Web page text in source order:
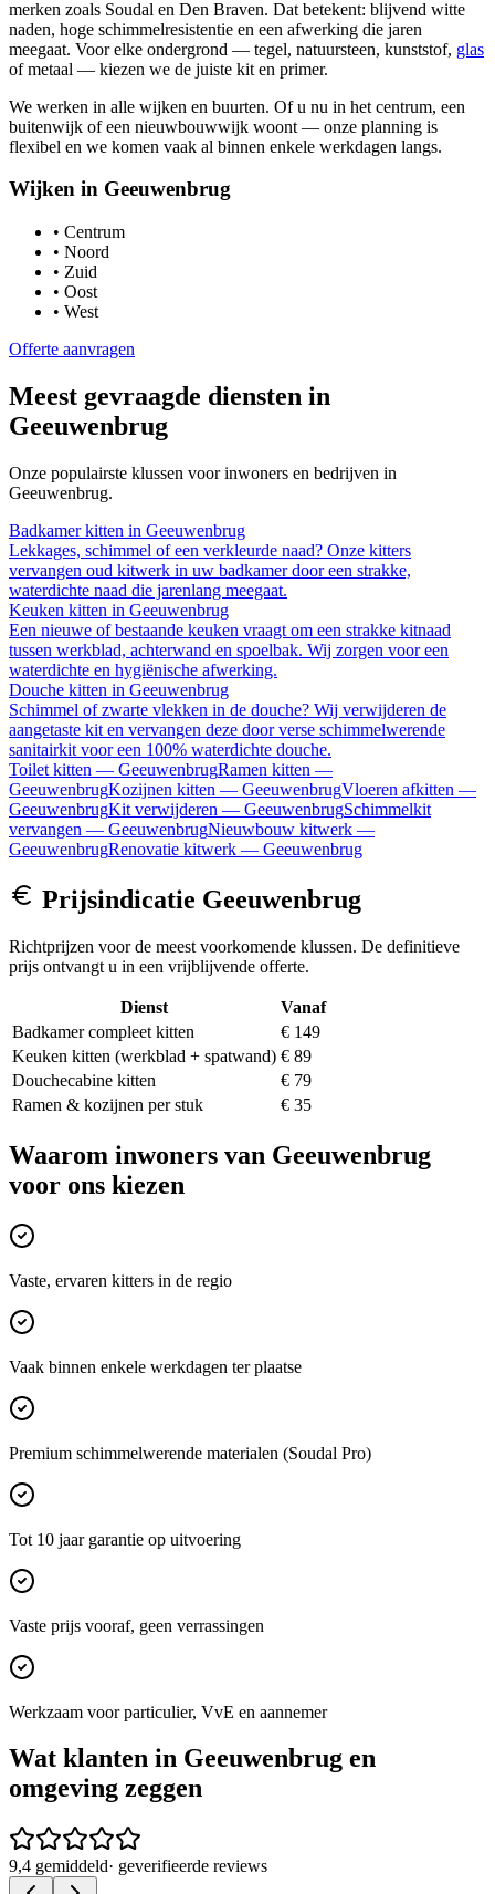
merken zoals Soudal en Den Braven. Dat betekent: blijvend witte
naden, hoge schimmelresistentie en een afwerking die jaren
meegaat. Voor elke ondergrond — tegel, natuursteen, kunststof, glas
of metaal — kiezen we de juiste kit en primer.
We werken in alle wijken en buurten. Of u nu in het centrum, een
buitenwijk of een nieuwbouwwijk woont — onze planning is
flexibel en we komen vaak al binnen enkele werkdagen langs.
Wijken in Geeuwenbrug
• Centrum
• Noord
• Zuid
• Oost
• West
Offerte aanvragen
Meest gevraagde diensten in
Geeuwenbrug
Onze populairste klussen voor inwoners en bedrijven in
Geeuwenbrug.
Badkamer kitten in Geeuwenbrug
Lekkages, schimmel of een verkleurde naad? Onze kitters
vervangen oud kitwerk in uw badkamer door een strakke,
waterdichte naad die jarenlang meegaat.
Keuken kitten in Geeuwenbrug
Een nieuwe of bestaande keuken vraagt om een strakke kitnaad
tussen werkblad, achterwand en spoelbak. Wij zorgen voor een
waterdichte en hygiënische afwerking.
Douche kitten in Geeuwenbrug
Schimmel of zwarte vlekken in de douche? Wij verwijderen de
aangetaste kit en vervangen deze door verse schimmelwerende
sanitairkit voor een 100% waterdichte douche.
Toilet kitten — GeeuwenbrugRamen kitten —
GeeuwenbrugKozijnen kitten — GeeuwenbrugVloeren afkitten —
GeeuwenbrugKit verwijderen — GeeuwenbrugSchimmelkit
vervangen — GeeuwenbrugNieuwbouw kitwerk —
GeeuwenbrugRenovatie kitwerk — Geeuwenbrug
Prijsindicatie Geeuwenbrug
Richtprijzen voor de meest voorkomende klussen. De definitieve
prijs ontvangt u in een vrijblijvende offerte.
Dienst
Vanaf
Badkamer compleet kitten
€ 149
Keuken kitten (werkblad + spatwand) € 89
Douchecabine kitten
€ 79
Ramen & kozijnen per stuk
€ 35
Waarom inwoners van Geeuwenbrug
voor ons kiezen
Vaste, ervaren kitters in de regio
Vaak binnen enkele werkdagen ter plaatse
Premium schimmelwerende materialen (Soudal Pro)
Tot 10 jaar garantie op uitvoering
Vaste prijs vooraf, geen verrassingen
Werkzaam voor particulier, VvE en aannemer
Wat klanten in Geeuwenbrug en
omgeving zeggen
9,4 gemiddeld· geverifieerde reviews